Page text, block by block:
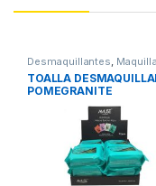
Desmaquillantes,
TOALLA
POMEGRANITE